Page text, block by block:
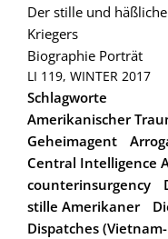
Der stille und
Kriegers
Biographie Porträt
LI 119, WINTER 2017
Schlagworte
Amerikanischer
Geheimagent
Central Intelligence
counterinsurgency
stille Amerikaner
Dispatches